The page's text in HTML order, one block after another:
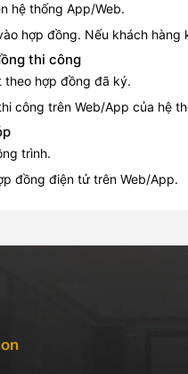
hệ thống App/Web.
hợp đồng. Nếu khách
thi công
theo hợp đồng đã ký.
công trên Web/App của hệ
trình.
đồng điện tử trên Web/App.